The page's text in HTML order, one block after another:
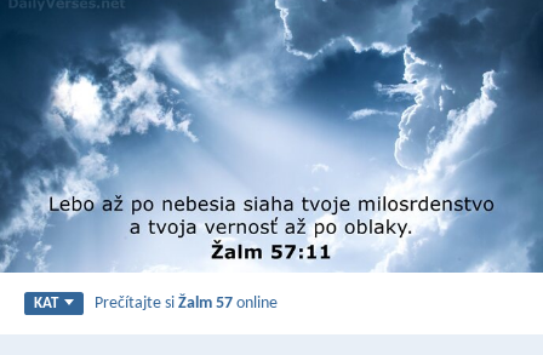
KAT Prečítajte siŽalm 57 online